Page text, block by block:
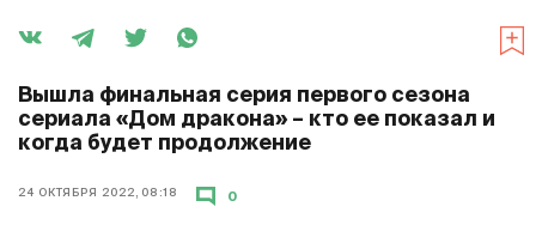
Вышла финальная серия первого сезона
сериала «Дом дракона» – кто ее показал и
когда будет продолжение
24 ОКТЯБРЯ 2022, 08:18 0